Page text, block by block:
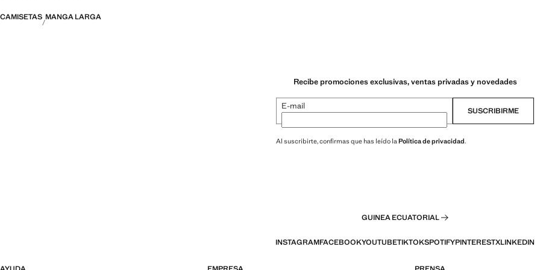
CAMISETAS MANGA LARGA
Recibe promociones exclusivas, ventas privadas y novedades
E-mail SUSCRIBIRME
Al suscribirte, confirmas que has leído laPolítica de privacidad.
GUINEA ECUATORIAL
INSTAGRAMFACEBOOKYOUTUBETIKTOKSPOTIFYPINTERESTXLINKEDIN